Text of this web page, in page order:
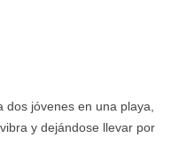
jóvenes en una playa,
y dejándose llevar por